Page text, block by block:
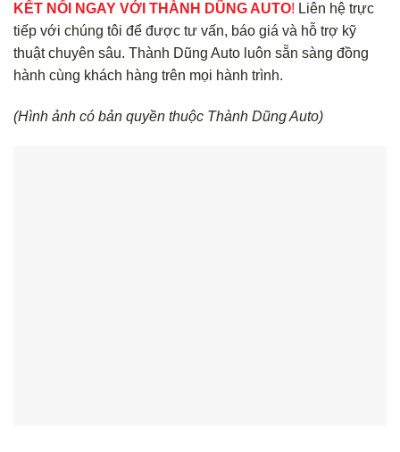
KẾT NỐI NGAY VỚI THÀNH DŨNG AUTO! Liên hệ trực
tiếp với chúng tôi để được tư vấn, báo giá và hỗ trợ kỹ
thuật chuyên sâu. Thành Dũng Auto luôn sẵn sàng đồng
hành cùng khách hàng trên mọi hành trình.
(Hình ảnh có bản quyền thuộc Thành Dũng Auto)